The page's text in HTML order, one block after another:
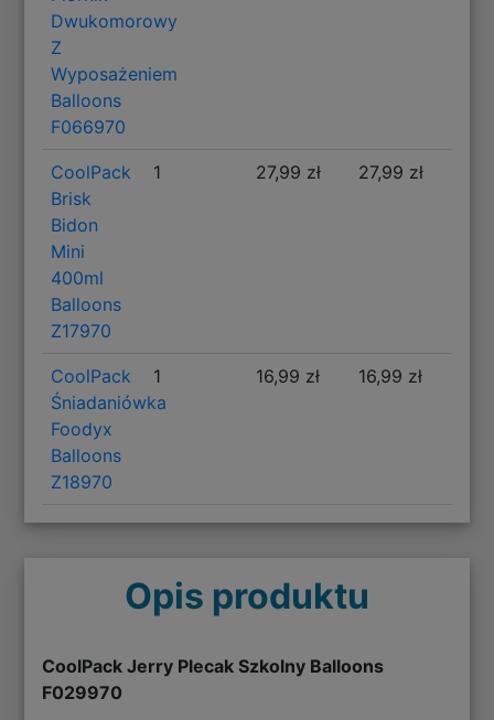
Dwukomorowy
Z
Wyposażeniem
Balloons
F066970
CoolPack
Brisk
Bidon
Mini
400ml
Balloons
Z17970
1 27,99 zł 27,99 zł
CoolPack
Śniadaniówka
Foodyx
Balloons
Z18970
1 16,99 zł 16,99 zł
Opis produktu
CoolPack Jerry Plecak Szkolny Balloons
F029970